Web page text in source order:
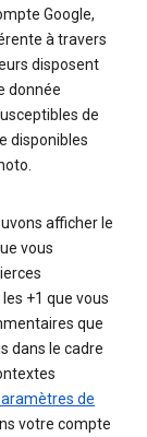
Google,
à travers
disposent
donnée
de
disponibles
afficher le
vous
+1 que vous
que
dans le cadre
de
votre compte